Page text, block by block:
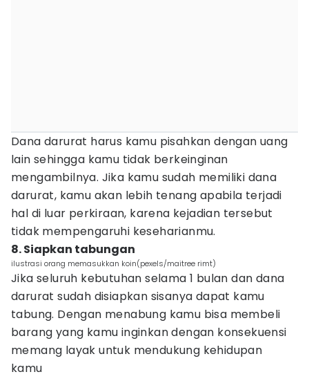
Dana darurat harus kamu pisahkan dengan uang
lain sehingga kamu tidak berkeinginan
mengambilnya. Jika kamu sudah memiliki dana
darurat, kamu akan lebih tenang apabila terjadi
hal di luar perkiraan, karena kejadian tersebut
tidak mempengaruhi keseharianmu.
8. Siapkan tabungan
ilustrasi orang memasukkan koin(pexels/maitree rimt)
Jika seluruh kebutuhan selama 1 bulan dan dana
darurat sudah disiapkan sisanya dapat kamu
tabung. Dengan menabung kamu bisa membeli
barang yang kamu inginkan dengan konsekuensi
memang layak untuk mendukung kehidupan
kamu